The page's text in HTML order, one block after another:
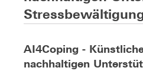
AI4Coping -
nachhaltigen